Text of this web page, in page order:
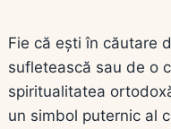
Fie că ești în căutare
sufletească sau de o
spiritualitatea
un simbol puternic al